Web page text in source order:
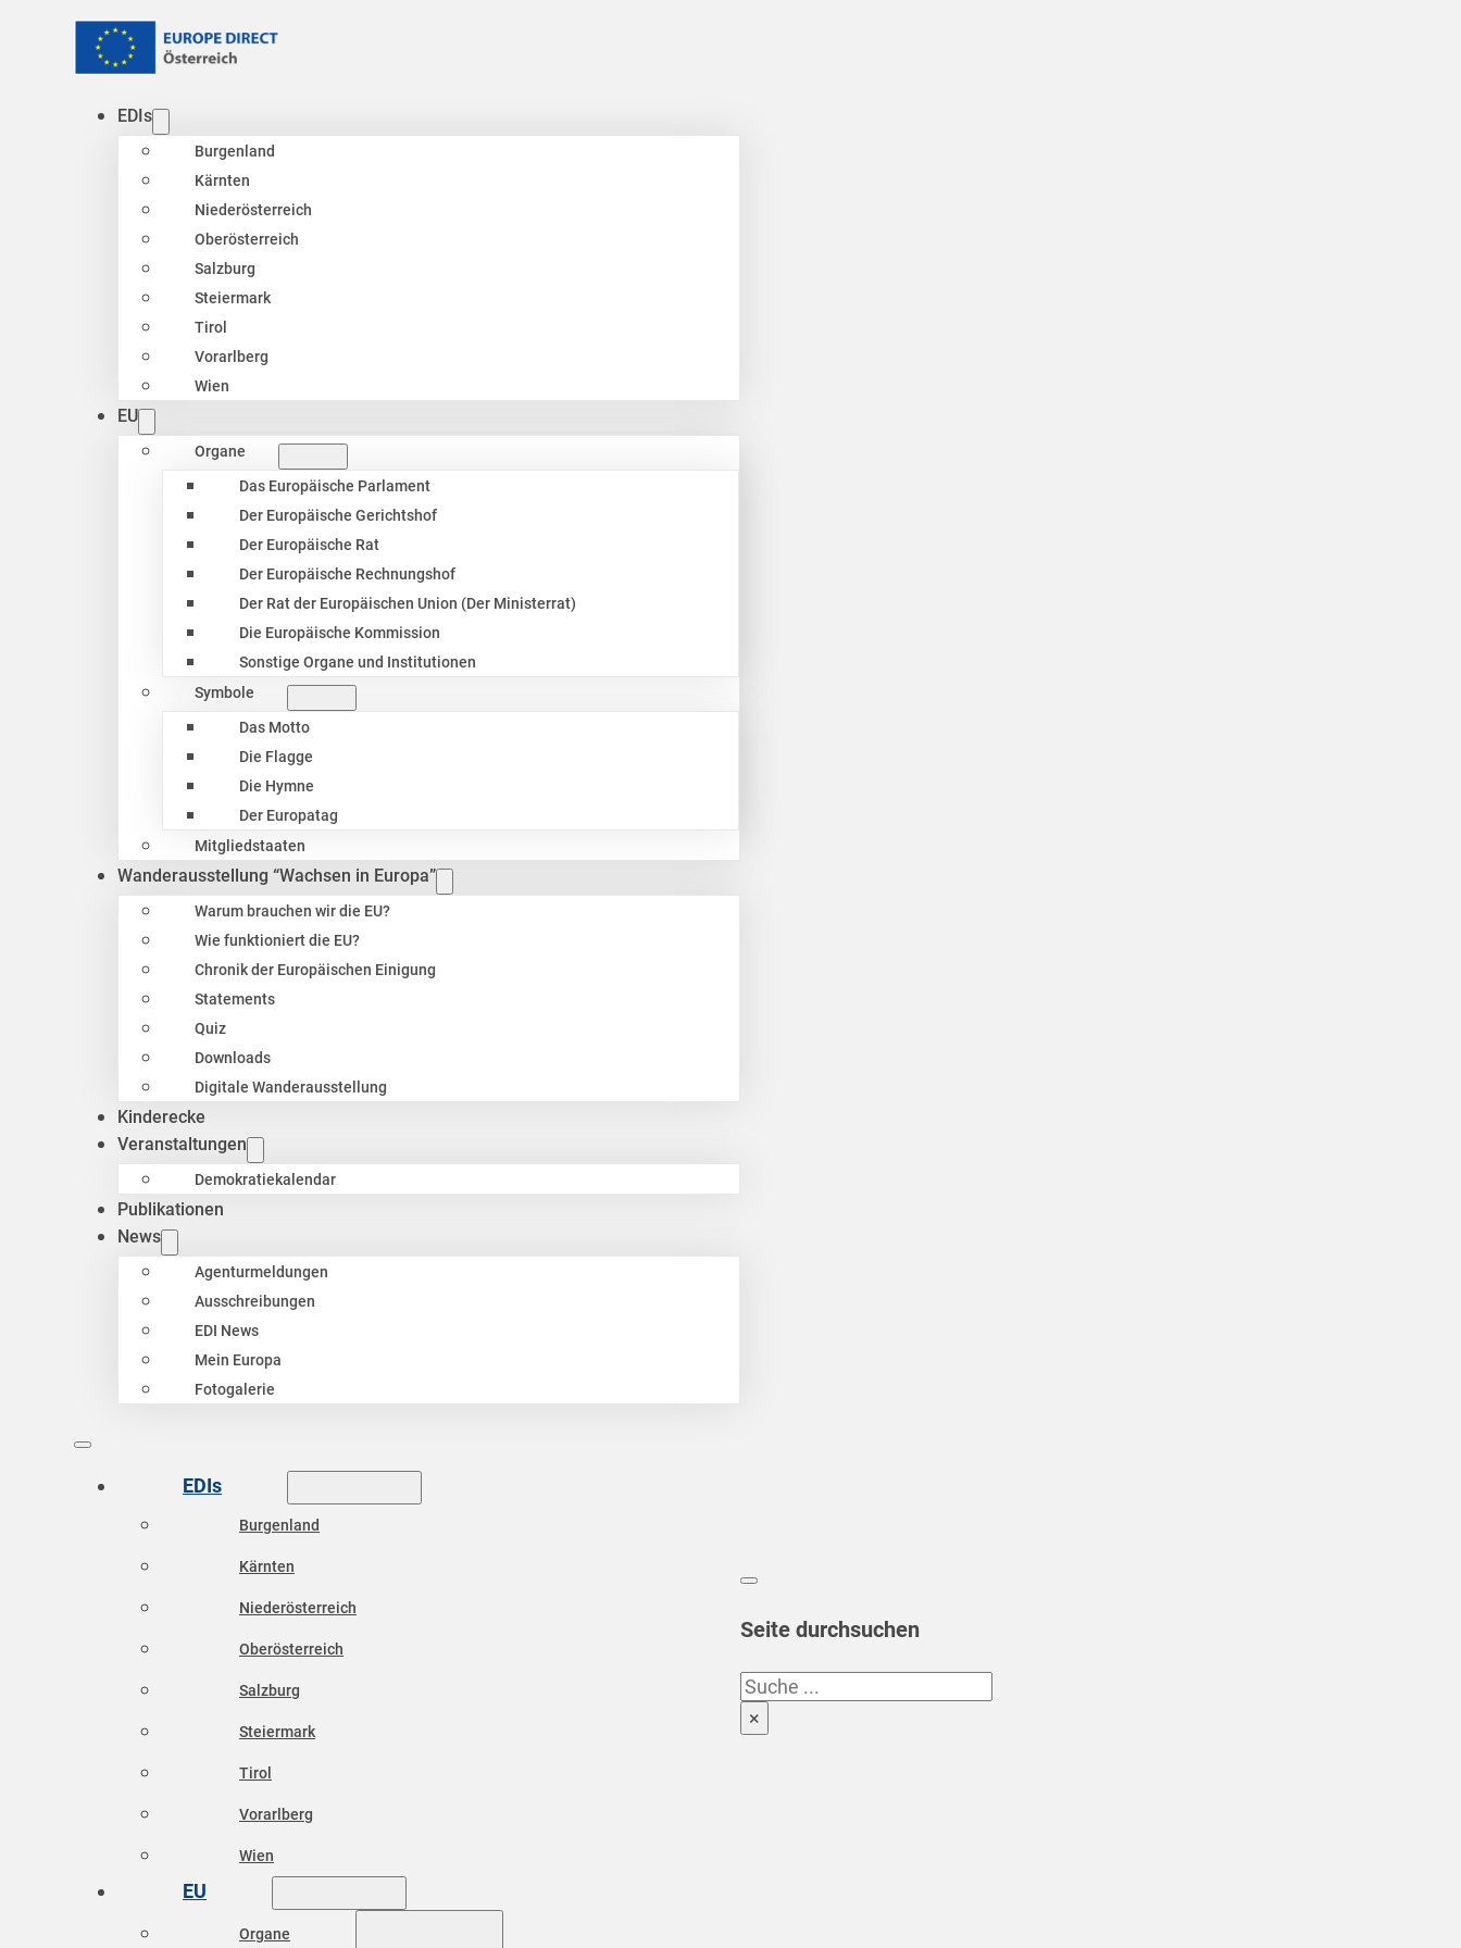
EDIs
Burgenland
Kärnten
Niederösterreich
Oberösterreich
Salzburg
Steiermark
Tirol
Vorarlberg
Wien
EU
Organe
Das Europäische Parlament
Der Europäische Gerichtshof
Der Europäische Rat
Der Europäische Rechnungshof
Der Rat der Europäischen Union (Der Ministerrat)
Die Europäische Kommission
Sonstige Organe und Institutionen
Symbole
Das Motto
Die Flagge
Die Hymne
Der Europatag
Mitgliedstaaten
Wanderausstellung “Wachsen in Europa”
Warum brauchen wir die EU?
Wie funktioniert die EU?
Chronik der Europäischen Einigung
Statements
Quiz
Downloads
Digitale Wanderausstellung
Kinderecke
Veranstaltungen
Demokratiekalendar
Publikationen
News
Agenturmeldungen
Ausschreibungen
EDI News
Mein Europa
Fotogalerie
EDIs
Burgenland
Kärnten
Niederösterreich
Oberösterreich
Salzburg
Steiermark
Tirol
Vorarlberg
Wien
EU
Organe
Seite durchsuchen
Suchen
×